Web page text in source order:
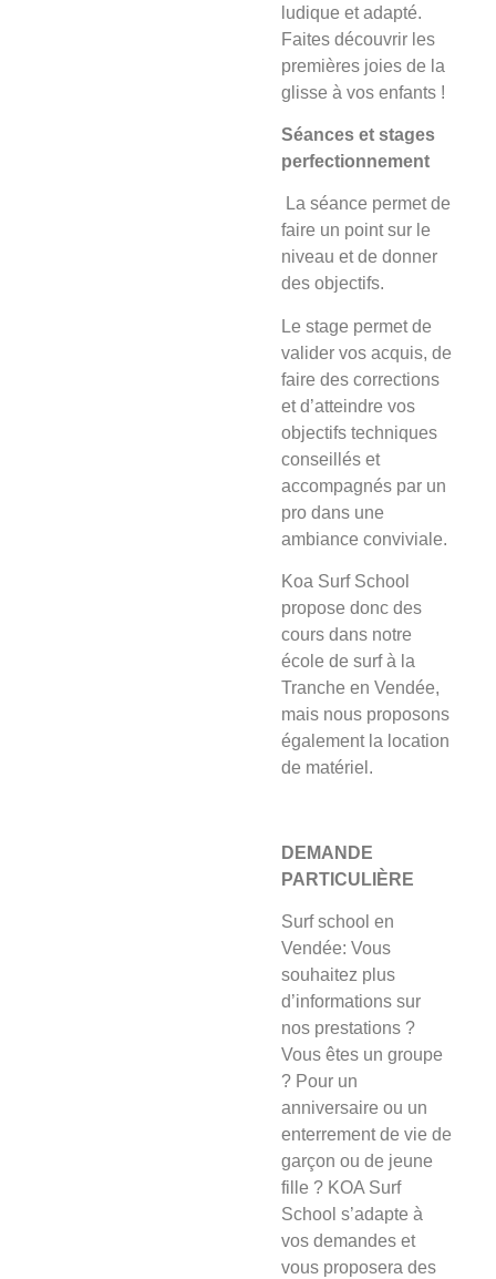
ludique et adapté.
Faites découvrir les
premières joies de la
glisse à vos enfants !
Séances et stages
perfectionnement
La séance permet de
faire un point sur le
niveau et de donner
des objectifs.
Le stage permet de
valider vos acquis, de
faire des corrections
et d’atteindre vos
objectifs techniques
conseillés et
accompagnés par un
pro dans une
ambiance conviviale.
Koa Surf School
propose donc des
cours dans notre
école de surf à la
Tranche en Vendée,
mais nous proposons
également la location
de matériel.
DEMANDE
PARTICULIÈRE
Surf school en
Vendée: Vous
souhaitez plus
d’informations sur
nos prestations ?
Vous êtes un groupe
? Pour un
anniversaire ou un
enterrement de vie de
garçon ou de jeune
fille ? KOA Surf
School s’adapte à
vos demandes et
vous proposera des